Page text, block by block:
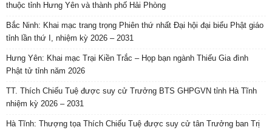
thuộc tỉnh Hưng Yên và thành phố Hải Phòng
Bắc Ninh: Khai mạc trang trọng Phiên thứ nhất Đại hội đại biểu Phật giáo
tỉnh lần thứ I, nhiệm kỳ 2026 – 2031
Hưng Yên: Khai mạc Trại Kiền Trắc – Họp bạn ngành Thiếu Gia đình
Phật tử tỉnh năm 2026
TT. Thích Chiếu Tuệ được suy cử Trưởng BTS GHPGVN tỉnh Hà Tĩnh
nhiệm kỳ 2026 – 2031
Hà Tĩnh: Thượng tọa Thích Chiếu Tuệ được suy cử tân Trưởng ban Trị